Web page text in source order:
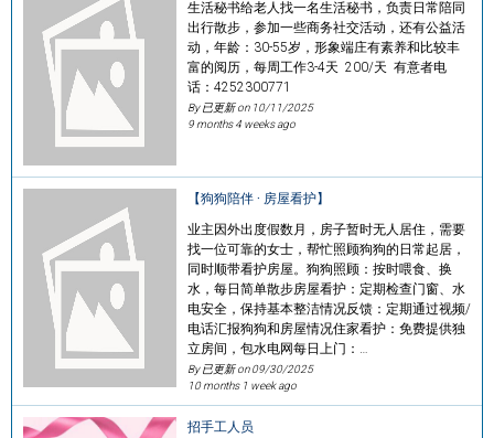
生活秘书给老人找一名生活秘书，负责日常陪同
出行散步，参加一些商务社交活动，还有公益活
动，年龄：30-55岁，形象端庄有素养和比较丰
富的阅历，每周工作3-4天 200/天 有意者电
话：4252300771
By 已更新 on 10/11/2025
9 months 4 weeks ago
【狗狗陪伴 · 房屋看护】
业主因外出度假数月，房子暂时无人居住，需要
找一位可靠的女士，帮忙照顾狗狗的日常起居，
同时顺带看护房屋。狗狗照顾：按时喂食、换
水，每日简单散步房屋看护：定期检查门窗、水
电安全，保持基本整洁情况反馈：定期通过视频/
电话汇报狗狗和房屋情况住家看护：免费提供独
立房间，包水电网每日上门：…
By 已更新 on09/30/2025
10 months 1 week ago
招手工人员